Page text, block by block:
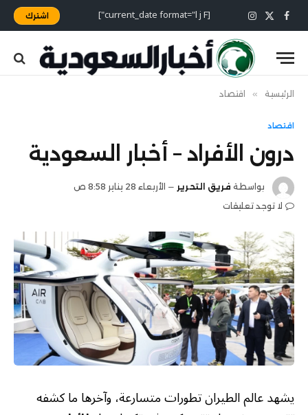
فيسبوك
X
(Twitter)
الانستغرام [current_date format="l j F"] اشترك
الرئيسية » اقتصاد
اقتصاد
درون الأفراد – أخبار السعودية
بواسطة فريق التحرير
الأربعاء 28 يناير 8:58 ص
لا توجد تعليقات
يشهد عالم الطيران تطورات متسارعة، وآخرها ما كشفه